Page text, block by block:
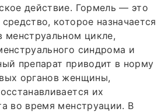
действие. Гормель — это
которое назначается
менструальном цикле,
синдрома и
препарат приводит в норму
органов женщины,
их
во время менструации. В